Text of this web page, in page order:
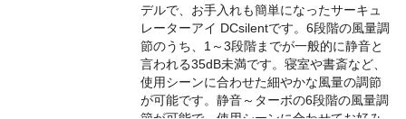
デルで、お手入れも簡単になったサーキュ
レーターアイ DCsilentです。6段階の風量調
節のうち、1～3段階までが一般的に静音と
言われる35dB未満です。寝室や書斎など、
使用シーンに合わせた細やかな風量の調節
が可能です。静音～ターボの6段階の風量調